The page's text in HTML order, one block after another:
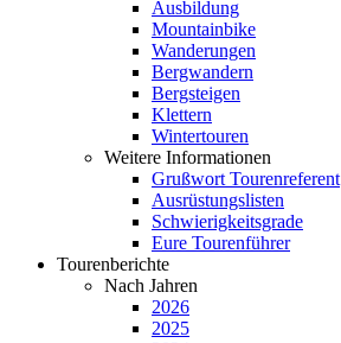
Ausbildung
Mountainbike
Wanderungen
Bergwandern
Bergsteigen
Klettern
Wintertouren
Weitere Informationen
Grußwort Tourenreferent
Ausrüstungslisten
Schwierigkeitsgrade
Eure Tourenführer
Tourenberichte
Nach Jahren
2026
2025